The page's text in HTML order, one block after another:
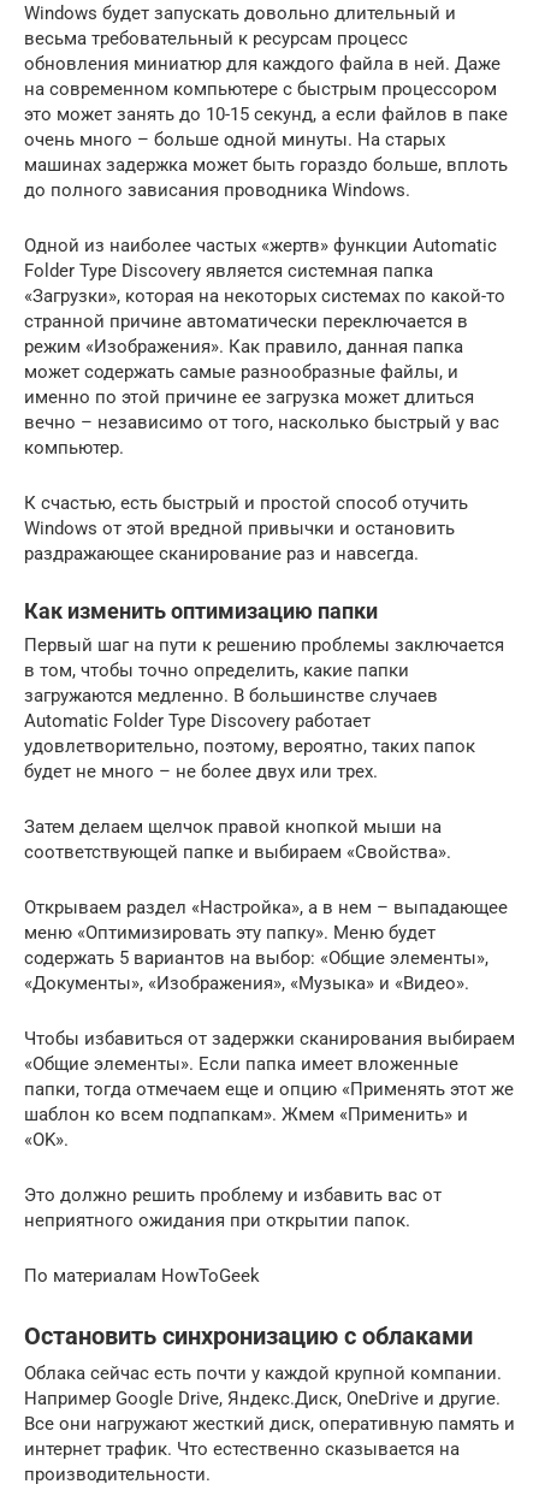
Windows будет запускать довольно длительный и
весьма требовательный к ресурсам процесс
обновления миниатюр для каждого файла в ней. Даже
на современном компьютере с быстрым процессором
это может занять до 10-15 секунд, а если файлов в паке
очень много – больше одной минуты. На старых
машинах задержка может быть гораздо больше, вплоть
до полного зависания проводника Windows.
Одной из наиболее частых «жертв» функции Automatic
Folder Type Discovery является системная папка
«Загрузки», которая на некоторых системах по какой-то
странной причине автоматически переключается в
режим «Изображения». Как правило, данная папка
может содержать самые разнообразные файлы, и
именно по этой причине ее загрузка может длиться
вечно – независимо от того, насколько быстрый у вас
компьютер.
К счастью, есть быстрый и простой способ отучить
Windows от этой вредной привычки и остановить
раздражающее сканирование раз и навсегда.
Как изменить оптимизацию папки
Первый шаг на пути к решению проблемы заключается
в том, чтобы точно определить, какие папки
загружаются медленно. В большинстве случаев
Automatic Folder Type Discovery работает
удовлетворительно, поэтому, вероятно, таких папок
будет не много – не более двух или трех.
Затем делаем щелчок правой кнопкой мыши на
соответствующей папке и выбираем «Свойства».
Открываем раздел «Настройка», а в нем – выпадающее
меню «Оптимизировать эту папку». Меню будет
содержать 5 вариантов на выбор: «Общие элементы»,
«Документы», «Изображения», «Музыка» и «Видео».
Чтобы избавиться от задержки сканирования выбираем
«Общие элементы». Если папка имеет вложенные
папки, тогда отмечаем еще и опцию «Применять этот же
шаблон ко всем подпапкам». Жмем «Применить» и
«OK».
Это должно решить проблему и избавить вас от
неприятного ожидания при открытии папок.
По материалам HowToGeek
Остановить синхронизацию с облаками
Облака сейчас есть почти у каждой крупной компании.
Например Google Drive, Яндекс.Диск, OneDrive и другие.
Все они нагружают жесткий диск, оперативную память и
интернет трафик. Что естественно сказывается на
производительности.